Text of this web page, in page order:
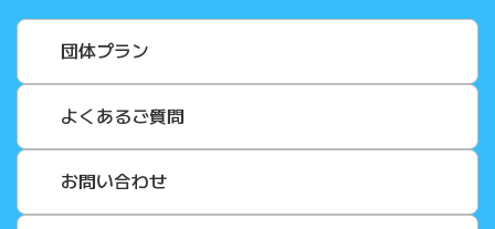
団体プラン
よくあるご質問
お問い合わせ